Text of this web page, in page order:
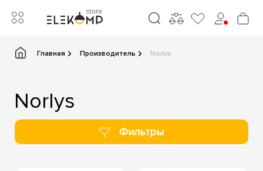
Главная Производитель Norlys
Norlys
Фильтры